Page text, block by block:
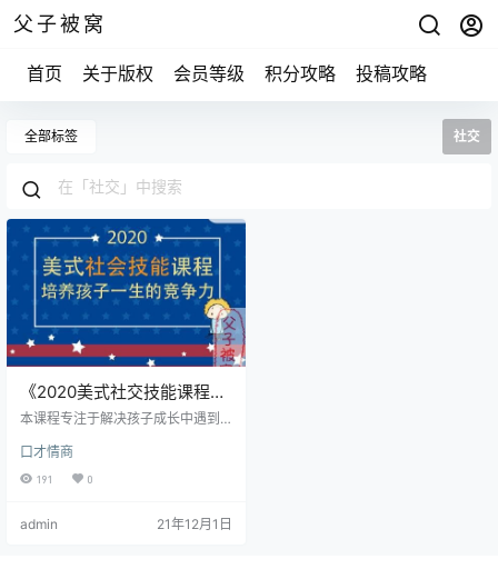
父子被窝
首页 关于版权 会员等级 积分攻略 投稿攻略
全部标签 社交
《2020美式社交技能课程》
电子版 培养孩子一生的竞争
本课程专注于解决孩子成长中遇到
如何使用各种策略来解决问题。全
套课程学下来，孩子获得的社会能
+，共计（200+）节课，可在目录
口才情商
191 0
admin 21年12月1日